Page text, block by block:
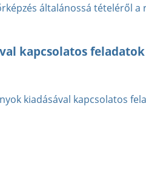
általánossá tételéről a
kapcsolatos
kiadásával kapcsolatos